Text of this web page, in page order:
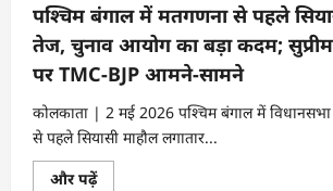
पश्चिम बंगाल में मतगणना से पहले
तेज, चुनाव आयोग का बड़ा कदम;
पर TMC-BJP आमने-सामने
कोलकाता | 2 मई 2026 पश्चिम बंगाल में
से पहले सियासी माहौल लगातार...
और पढ़ेंपश्चिम